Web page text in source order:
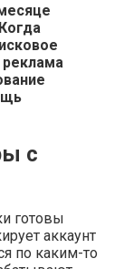
с
готовы
аккаунт
по каким-то